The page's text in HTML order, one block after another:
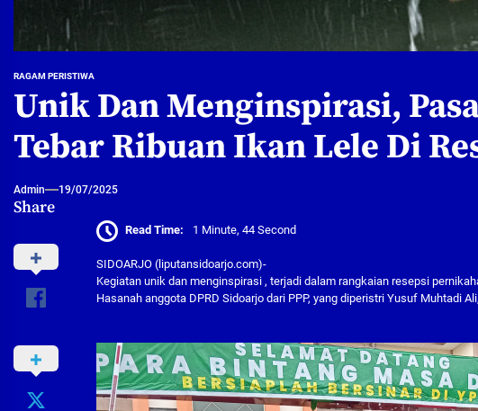
RAGAM PERISTIWA
Unik Dan Menginspirasi,
Tebar Ribuan Ikan Lele Di
Admin 19/07/2025
Share
Read Time: 1 Minute, 44 Second
SIDOARJO (liputansidoarjo.com)-
Kegiatan unik dan menginspirasi , terjadi dalam rangkaian resepsi
Hasanah anggota DPRD Sidoarjo dari PPP, yang diperistri Yusuf Muhtadi